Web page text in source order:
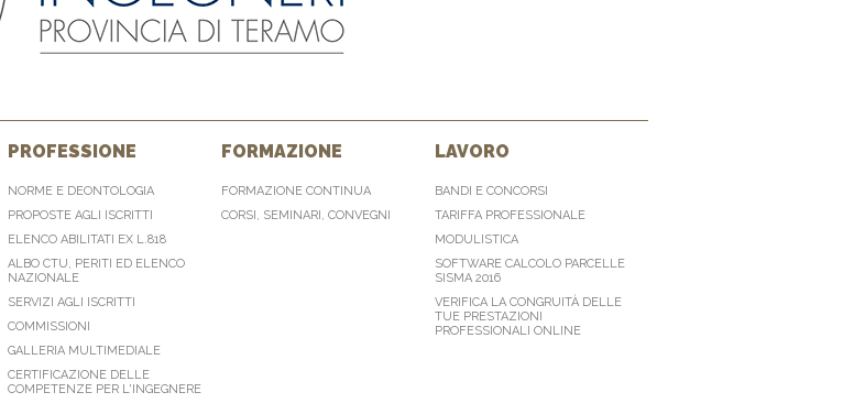
PROFESSIONE
NORME E DEONTOLOGIA
PROPOSTE AGLI ISCRITTI
ELENCO ABILITATI EX L.818
ALBO CTU, PERITI ED ELENCO
NAZIONALE
SERVIZI AGLI ISCRITTI
COMMISSIONI
GALLERIA MULTIMEDIALE
CERTIFICAZIONE DELLE
COMPETENZE PER L'INGEGNERE
FORMAZIONE
FORMAZIONE CONTINUA
CORSI, SEMINARI, CONVEGNI
LAVORO
BANDI E CONCORSI
TARIFFA PROFESSIONALE
MODULISTICA
SOFTWARE CALCOLO PARCELLE
SISMA 2016
VERIFICA LA CONGRUITÀ DELLE
TUE PRESTAZIONI
PROFESSIONALI ONLINE